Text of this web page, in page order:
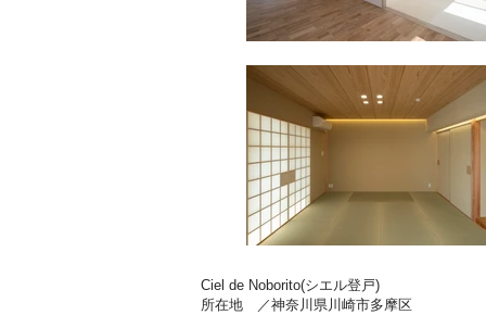
Ciel de Noborito(シエル登戸)
所在地 ／神奈川県川崎市多摩区